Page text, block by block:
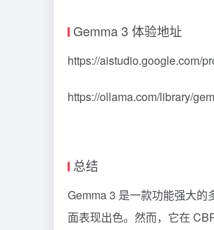
Gemma 3 体验地址
https://aistudio.google.com/
https://ollama.com/library/
总结
Gemma 3 是一款功能强大
面表现出色。然而，它在